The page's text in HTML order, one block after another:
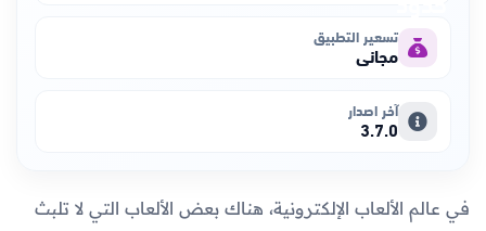
تسعير التطبيق
مجاني
آخر اصدار
3.7.0
في عالم الألعاب الإلكترونية، هناك بعض الألعاب التي لا تلبث